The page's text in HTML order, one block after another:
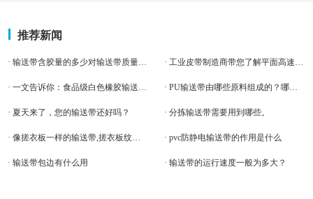
推荐新闻
· 夏天来了，您的输送带还好吗？ · 分拣输送带需要用到哪些。
· pvc防静电输送带的作用是什么
· 输送带包边有什么用 · 输送带的运行速度一般为多大？